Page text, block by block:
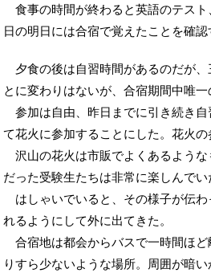
食事の時間が終わると英語のテスト
日の明日には合宿で覚えたことを確
夕食の後は自習時間があるのだが、
とに変わりはないが、合宿期間中唯
参加は自由、昨日までに引き続き自
て花火に参加することにした。花火
沢山の花火は市販でよくあるような
だった受験生たちは非常に楽しんで
はしゃいでいると、その様子が伝わ
れるようにして外に出てきた。
合宿地は都会からバスで一時間ほ
りすら少ないような場所。周囲が暗